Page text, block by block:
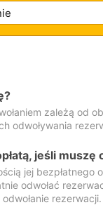
zależą od
odwoływania
jeśli muszę
jej bezpłatnego
odwołać